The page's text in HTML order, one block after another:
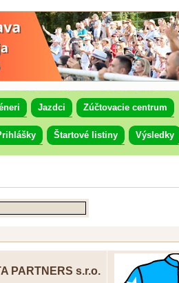
Jazdci Zúčtovacie centrum
Štartové listiny Výsledky
PARTNERS s.r.o.